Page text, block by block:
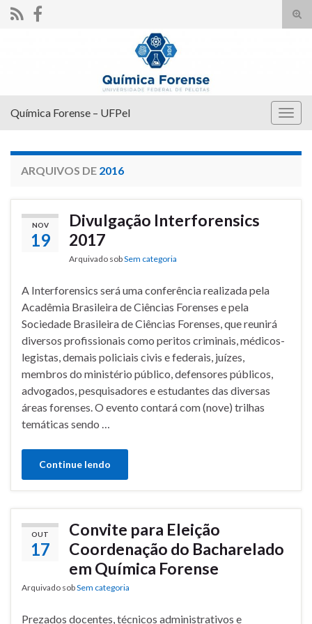
Química Forense – UFPel
ARQUIVOS DE 2016
NOV
19
Divulgação Interforensics
2017
Arquivado sobSem categoria
A Interforensics será uma conferência realizada pela
Acadêmia Brasileira de Ciências Forenses e pela
Sociedade Brasileira de Ciências Forenses, que reunirá
diversos profissionais como peritos criminais, médicos-
legistas, demais policiais civis e federais, juízes,
membros do ministério público, defensores públicos,
advogados, pesquisadores e estudantes das diversas
áreas forenses. O evento contará com (nove) trilhas
temáticas sendo …
Continue lendo
OUT
17
Convite para Eleição
Coordenação do Bacharelado
em Química Forense
Arquivado sobSem categoria
Prezados docentes, técnicos administrativos e